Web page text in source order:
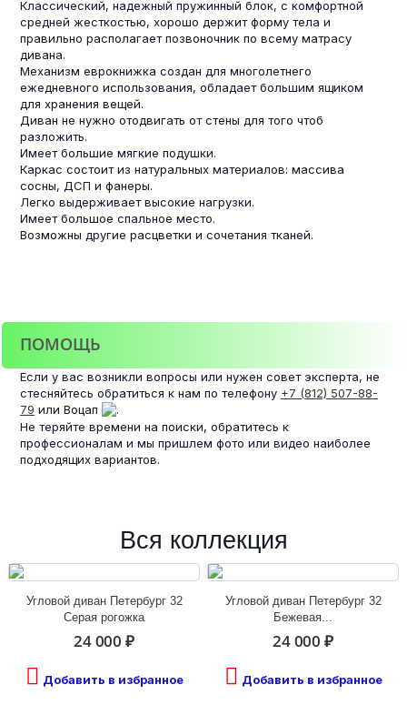
Классический, надежный пружинный блок, с комфортной
средней жесткостью, хорошо держит форму тела и
правильно располагает позвоночник по всему матрасу
дивана.
Механизм еврокнижка создан для многолетнего
ежедневного использования, обладает большим ящиком
для хранения вещей.
Диван не нужно отодвигать от стены для того чтоб
разложить.
Имеет большие мягкие подушки.
Каркас состоит из натуральных материалов: массива
сосны, ДСП и фанеры.
Легко выдерживает высокие нагрузки.
Имеет большое спальное место.
Возможны другие расцветки и сочетания тканей.
ПОМОЩЬ
Если у вас возникли вопросы или нужен совет эксперта, не
стесняйтесь обратиться к нам по телефону +7 (812) 507-88-
79 или Воцап
.
Не теряйте времени на поиски, обратитесь к
профессионалам и мы пришлем фото или видео наиболее
подходящих вариантов.
Вся коллекция
Угловой диван Петербург 32
Серая рогожка
24 000 ₽
Добавить в избранное
Угловой диван Петербург 32
Бежевая...
24 000 ₽
Добавить в избранное